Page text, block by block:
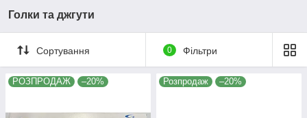
Голки та джгути
Сортування 0 Фільтри
РОЗПРОДАЖ –20% Розпродаж –20%